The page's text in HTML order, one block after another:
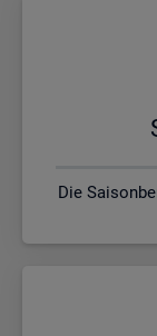
Die